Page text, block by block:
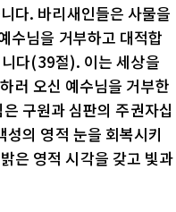
다. 바리새인들은 사물을
수님을 거부하고 대적합
니다(39절). 이는 세상을
러 오신 예수님을 거부한
구원과 심판의 주권자십
의 영적 눈을 회복시키
은 영적 시각을 갖고 빛과